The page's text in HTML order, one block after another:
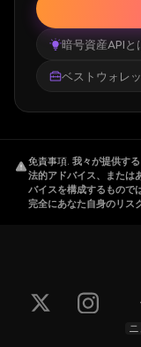
暗号資産APIと
ベストウォレ
免責事項. 我々が提供す
法的アドバイス、または
バイスを構成するもので
完全にあなた自身のリス